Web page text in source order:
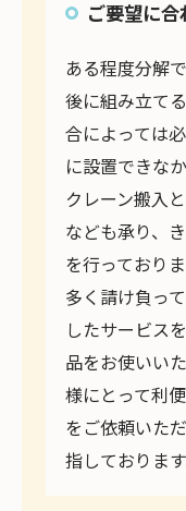
ご要望に
ある程度分解
後に組み立て
合によっては
に設置できな
クレーン搬入
なども承り、
を行っており
多く請け負っ
したサービス
品をお使いい
様にとって利
をご依頼いた
指しております